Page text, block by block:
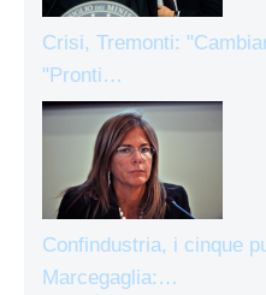
Crisi, Tremonti:
"Pronti…
Confindustria, i cinque
Marcegaglia:…